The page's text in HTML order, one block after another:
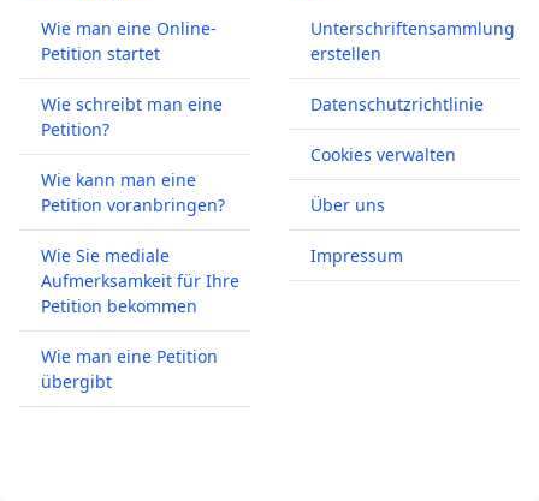
Wie man eine Online-
Petition startet
Wie schreibt man eine
Petition?
Wie kann man eine
Petition voranbringen?
Wie Sie mediale
Aufmerksamkeit für Ihre
Petition bekommen
Wie man eine Petition
übergibt
Unterschriftensammlung
erstellen
Datenschutzrichtlinie
Cookies verwalten
Über uns
Impressum